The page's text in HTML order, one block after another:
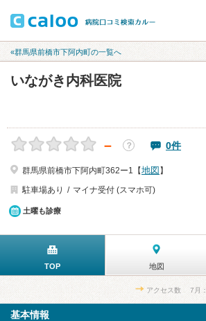
«群馬県前橋市下阿内町の一覧へ
いながき内科医院
－ ？ 0件
群馬県前橋市下阿内町362ー1【地図 】
駐車場あり
マイナ受付 (スマホ可)
土曜も診療
TOP 地図
アクセス数 7月：
基本情報